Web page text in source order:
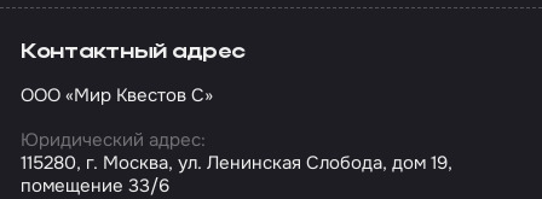
Контактный адрес
ООО «Мир Квестов С»
Юридический адрес:
115280, г. Москва, ул. Ленинская Слобода, дом 19,
помещение 33/6